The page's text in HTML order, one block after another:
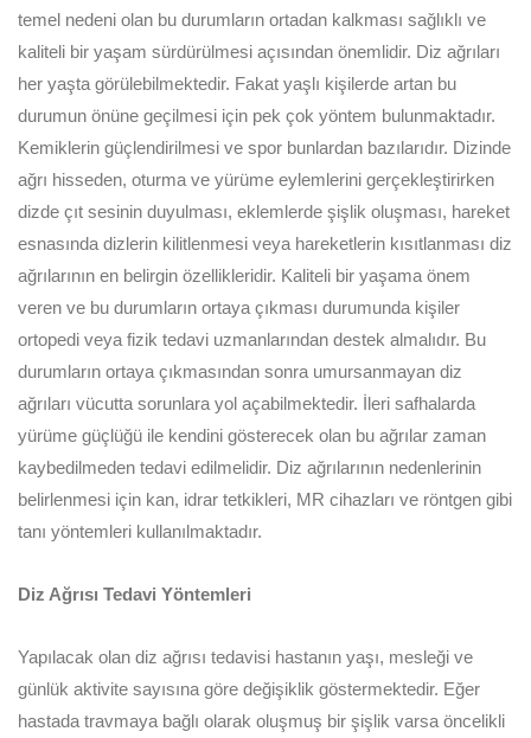
temel nedeni olan bu durumların ortadan kalkması sağlıklı ve
kaliteli bir yaşam sürdürülmesi açısından önemlidir. Diz ağrıları
her yaşta görülebilmektedir. Fakat yaşlı kişilerde artan bu
durumun önüne geçilmesi için pek çok yöntem bulunmaktadır.
Kemiklerin güçlendirilmesi ve spor bunlardan bazılarıdır. Dizinde
ağrı hisseden, oturma ve yürüme eylemlerini gerçekleştirirken
dizde çıt sesinin duyulması, eklemlerde şişlik oluşması, hareket
esnasında dizlerin kilitlenmesi veya hareketlerin kısıtlanması diz
ağrılarının en belirgin özellikleridir. Kaliteli bir yaşama önem
veren ve bu durumların ortaya çıkması durumunda kişiler
ortopedi veya fizik tedavi uzmanlarından destek almalıdır. Bu
durumların ortaya çıkmasından sonra umursanmayan diz
ağrıları vücutta sorunlara yol açabilmektedir. İleri safhalarda
yürüme güçlüğü ile kendini gösterecek olan bu ağrılar zaman
kaybedilmeden tedavi edilmelidir. Diz ağrılarının nedenlerinin
belirlenmesi için kan, idrar tetkikleri, MR cihazları ve röntgen gibi
tanı yöntemleri kullanılmaktadır.
Diz Ağrısı Tedavi Yöntemleri
Yapılacak olan diz ağrısı tedavisi hastanın yaşı, mesleği ve
günlük aktivite sayısına göre değişiklik göstermektedir. Eğer
hastada travmaya bağlı olarak oluşmuş bir şişlik varsa öncelikli